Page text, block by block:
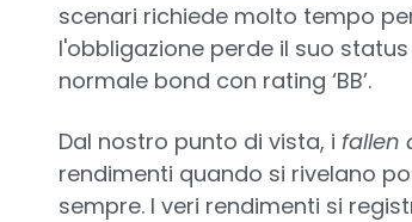
scenari richiede molto tempo
l'obbligazione perde il suo
normale bond con rating ‘BB’.
Dal nostro punto di vista, i fallen
rendimenti quando si rivelano
sempre. I veri rendimenti si